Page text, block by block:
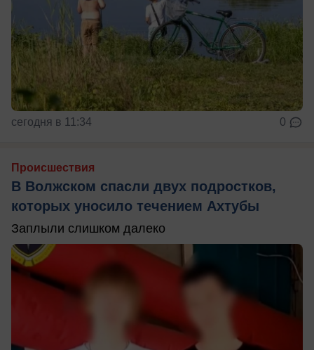
сегодня в 11:34 0
Происшествия
В Волжском спасли двух подростков,
которых уносило течением Ахтубы
Заплыли слишком далеко